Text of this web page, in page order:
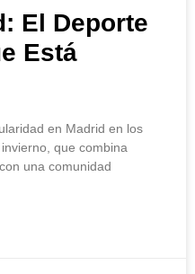
El Deporte
Está
en Madrid en los
que combina
una comunidad